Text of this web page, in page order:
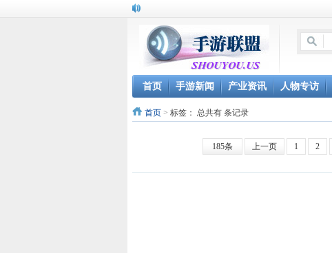
首页 手游新闻 产业资讯 人物专访
首页 > 标签： 总共有 条记录
185条 上一页 1 2